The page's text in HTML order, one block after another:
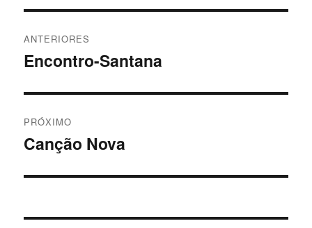
de
ANTERIORES
Post
Encontro-Santana
PRÓXIMO
Próximo
Canção Nova